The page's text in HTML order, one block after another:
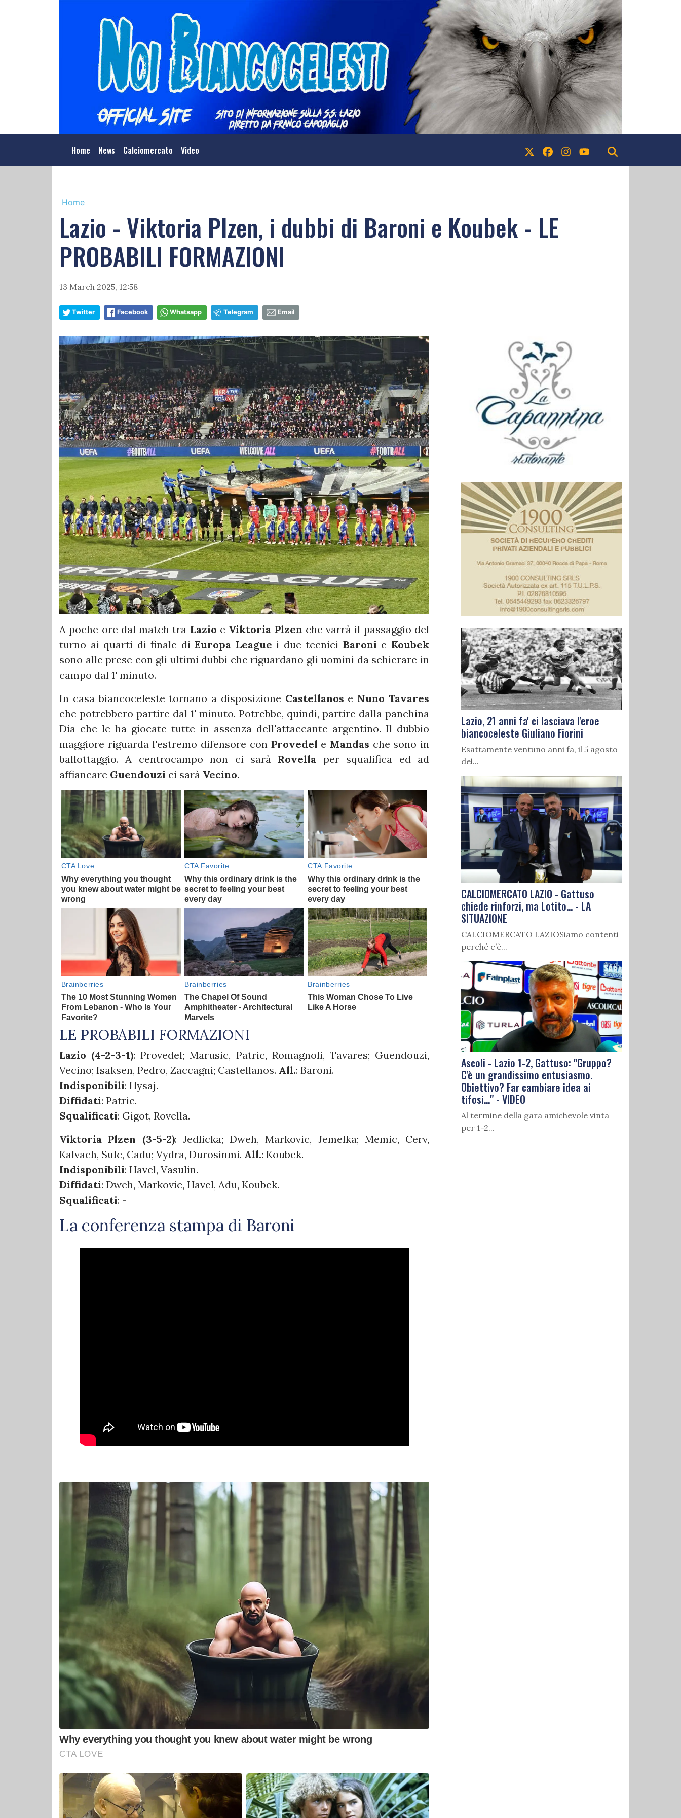
Home News Calciomercato Video
Home
Lazio - Viktoria Plzen, i dubbi di Baroni e Koubek - LE
PROBABILI FORMAZIONI
13 March 2025, 12:58
Twitter Facebook Whatsapp Telegram Email
A poche ore dal match tra Lazio e Viktoria Plzen che varrà il passaggio del
turno ai quarti di finale diEuropa League i due tecnici Baroni e Koubek
sono alle prese con gli ultimi dubbi che riguardano gli uomini da schierare in
campo dal 1' minuto.
In casa biancoceleste tornano a disposizione Castellanos e Nuno Tavares
che potrebbero partire dal 1' minuto. Potrebbe, quindi, partire dalla panchina
Dia che le ha giocate tutte in assenza dell'attaccante argentino. Il dubbio
maggiore riguarda l'estremo difensore con Provedel e Mandas che sono in
ballottaggio. A centrocampo non ci sarà Rovella per squalifica ed ad
affiancare Guendouzi ci sarà Vecino.
LE PROBABILI FORMAZIONI
Lazio (4-2-3-1): Provedel; Marusic, Patric, Romagnoli, Tavares; Guendouzi,
Vecino; Isaksen, Pedro, Zaccagni; Castellanos. All.: Baroni.
Indisponibili: Hysaj.
Diffidati: Patric.
Squalificati: Gigot, Rovella.
Viktoria Plzen (3-5-2): Jedlicka; Dweh, Markovic, Jemelka; Memic, Cerv,
Kalvach, Sulc, Cadu; Vydra, Durosinmi. All.: Koubek.
Indisponibili: Havel, Vasulin.
Diffidati: Dweh, Markovic, Havel, Adu, Koubek.
Squalificati: -
La conferenza stampa di Baroni
Lazio, 21 anni fa' ci lasciava l'eroe
biancoceleste Giuliano Fiorini
Esattamente ventuno anni fa, il 5 agosto
del...
CALCIOMERCATO LAZIO - Gattuso
chiede rinforzi, ma Lotito... - LA
SITUAZIONE
CALCIOMERCATO LAZIOSiamo contenti
perché c’è...
Ascoli - Lazio 1-2, Gattuso: "Gruppo?
C'è un grandissimo entusiasmo.
Obiettivo? Far cambiare idea ai
tifosi..." - VIDEO
Al termine della gara amichevole vinta
per 1-2...